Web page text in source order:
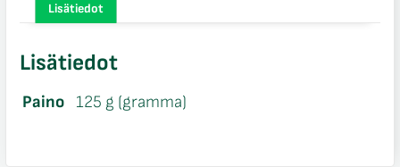
Lisätiedot
Lisätiedot
Paino 125 g (gramma)